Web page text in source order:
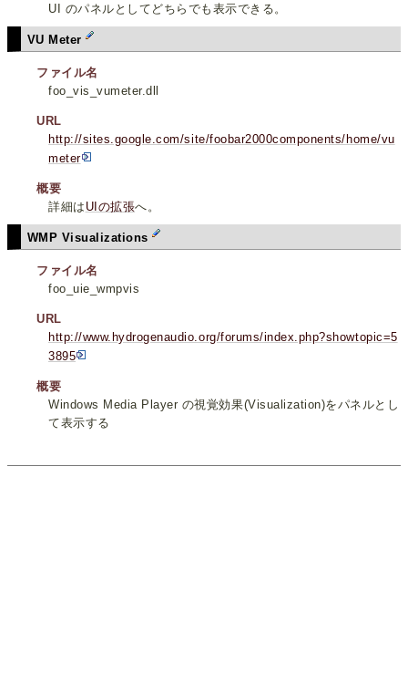
UI のパネルとしてどちらでも表示できる。
VU Meter
ファイル名
foo_vis_vumeter.dll
URL
http://sites.google.com/site/foobar2000components/home/vu
meter
概要
詳細は UIの拡張へ。
WMP Visualizations
ファイル名
foo_uie_wmpvis
URL
http://www.hydrogenaudio.org/forums/index.php?showtopic=5
3895
概要
Windows Media Player の視覚効果(Visualization)をパネルとし
て表示する